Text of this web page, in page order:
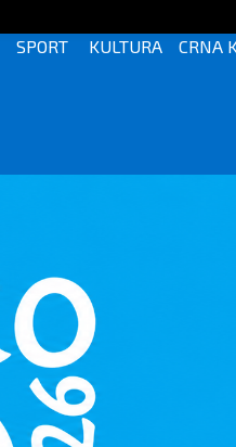
SPORT KULTURA CRNA